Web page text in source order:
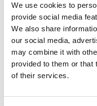
We use cookies to
provide social media
We also share
our social media,
may combine it with
provided to them or that
of their services.
IMF skal fungere som
trængte lande kan
drift, der ikke er til
det aktuelle land
gennem
retningslinjer, som